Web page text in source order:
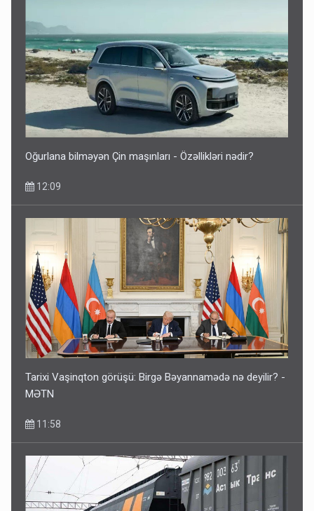
Oğurlana bilməyən Çin maşınları - Özəllikləri nədir?
12:09
Tarixi Vaşinqton görüşü: Birgə Bəyannamədə nə deyilir? -
MƏTN
11:58